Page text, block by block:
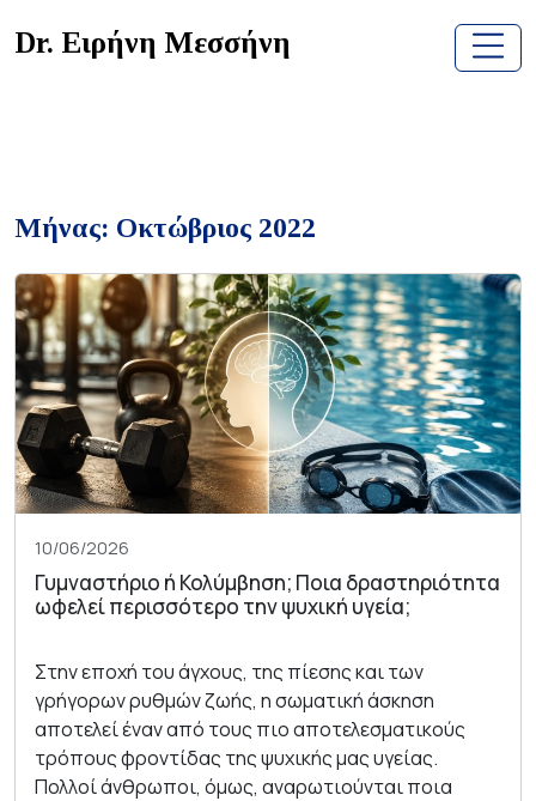
toDr. Ειρήνη Μεσσήνη
Μήνας: Οκτώβριος 2022
10/06/2026
Γυμναστήριο ή Κολύμβηση; Ποια δραστηριότητα
ωφελεί περισσότερο την ψυχική υγεία;
Στην εποχή του άγχους, της πίεσης και των
γρήγορων ρυθμών ζωής, η σωματική άσκηση
αποτελεί έναν από τους πιο αποτελεσματικούς
τρόπους φροντίδας της ψυχικής μας υγείας.
Πολλοί άνθρωποι, όμως, αναρωτιούνται ποια